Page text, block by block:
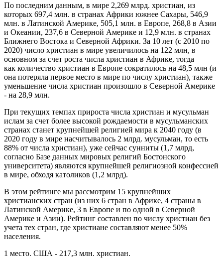
По последним данным, в мире 2,269 млрд. христиан, из
которых 697,4 млн. в странах Африки южнее Сахары, 546,9
млн. в Латинской Америке, 505,1 млн. в Европе, 268,8 в Азии
и Океании, 237,6 в Северной Америке и 12,9 млн. в странах
Ближнего Востока и Северной Африки. За 10 лет (с 2010 по
2020) число христиан в мире увеличилось на 122 млн, в
основном за счет роста числа христиан в Африке, тогда
как количество христиан в Европе сократилось на 48,5 млн (и
она потеряла первое место в мире по числу христиан), также
уменьшение числа христиан произошло в Северной Америке
- на 28,9 млн.
При текущих темпах прироста числа христиан и мусульман
ислам за счет более высокой рождаемости в мусульманских
странах станет крупнейшей религией мира к 2040 году (в
2020 году в мире насчитывалось 2 млрд. мусульман, то есть
88% от числа христиан), уже сейчас сунниты (1,7 млрд,
согласно Базе данных мировых религий Бостонского
университета) являются крупнейшей религиозной конфессией
в мире, обходя католиков (1,2 млрд).
В этом рейтинге мы рассмотрим 15 крупнейших
христианских стран (из них 6 стран в Африке, 4 страны в
Латинской Америке, 3 в Европе и по одной в Северной
Америке и Азии). Рейтинг составлен по числу христиан без
учета тех стран, где христиане составляют менее 50%
населения.
1 место. США - 217,3 млн. христиан.